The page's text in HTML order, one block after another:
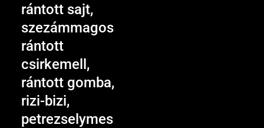
rántott sajt,
szezámmagos
rántott
csirkemell,
rántott gomba,
rizi-bizi,
petrezselymes